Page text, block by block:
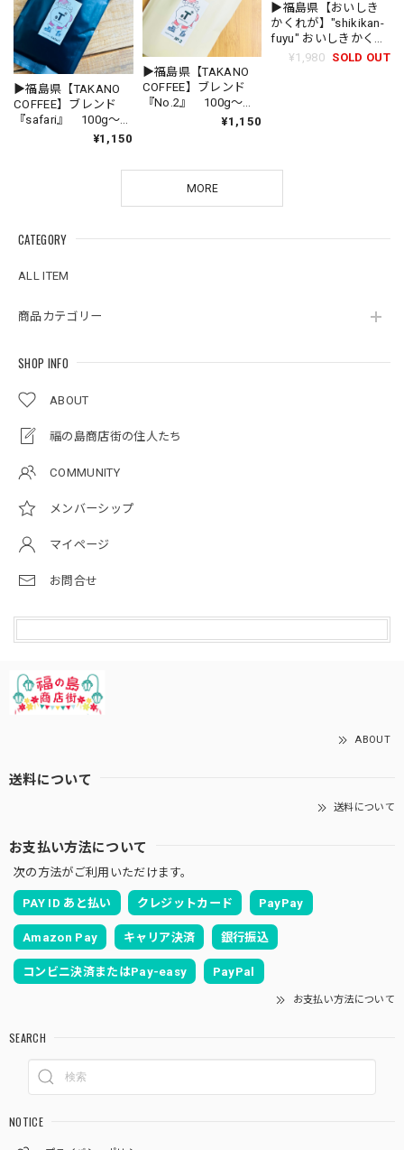
CATEGORY
ALL ITEM
商品カテゴリー
SHOP INFO
ABOUT
福の島商店街の住人たち
COMMUNITY
メンバーシップ
マイページ
お問合せ
▶︎福島県【TAKANO
COFFEE】ブレンド
『safari』 100g〜
¥1,150
▶︎福島県【TAKANO
COFFEE】ブレンド
『No.2』 100g〜
¥1,150
▶︎福島県【おいしき
かくれが】"shikikan-
fuyu" おいしきかくれ
がが贈る、冬のクッ
¥1,980 SOLD OUT
MORE
ABOUT
送料について
送料について
お支払い方法について
次の方法がご利用いただけます。
PAY ID あと払い クレジットカード PayPay
Amazon Pay キャリア決済 銀行振込
コンビニ決済またはPay-easy PayPal
お支払い方法について
SEARCH
NOTICE